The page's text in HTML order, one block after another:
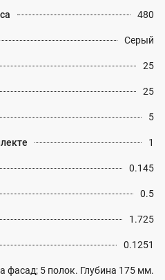
480
Серый
25
25
5
1
0.145
0.5
1.725
0.1251
фасад; 5 полок. Глубина 175 мм.